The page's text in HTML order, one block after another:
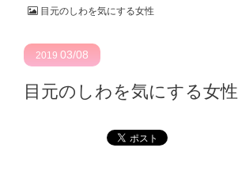
目元のしわを気にする女性
2019 03/08
目元のしわを気にする女性